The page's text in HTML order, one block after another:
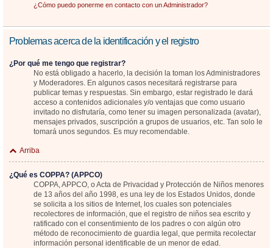
¿Cómo puedo ponerme en contacto con un Administrador?
Problemas acerca de la identificación y el registro
¿Por qué me tengo que registrar?
No está obligado a hacerlo, la decisión la toman los Administradores
y Moderadores. En algunos casos necesitará registrarse para
publicar temas y respuestas. Sin embargo, estar registrado le dará
acceso a contenidos adicionales y/o ventajas que como usuario
invitado no disfrutaría, como tener su imagen personalizada (avatar),
mensajes privados, suscripción a grupos de usuarios, etc. Tan solo le
tomará unos segundos. Es muy recomendable.
Arriba
¿Qué es COPPA? (APPCO)
COPPA, APPCO, o Acta de Privacidad y Protección de Niños menores
de 13 años del año 1998, es una ley de los Estados Unidos, donde
se solicita a los sitios de Internet, los cuales son potenciales
recolectores de información, que el registro de niños sea escrito y
ratificado con el consentimiento de los padres o con algún otro
método de reconocimiento de guardia legal, que permita recolectar
información personal identificable de un menor de edad.